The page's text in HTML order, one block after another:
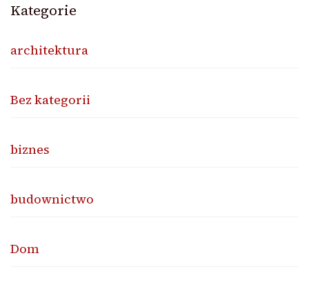
Kategorie
architektura
Bez kategorii
biznes
budownictwo
Dom